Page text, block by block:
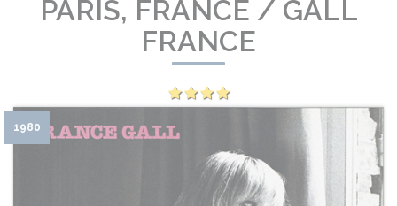
PARIS, FRANCE / GALL
FRANCE
1980